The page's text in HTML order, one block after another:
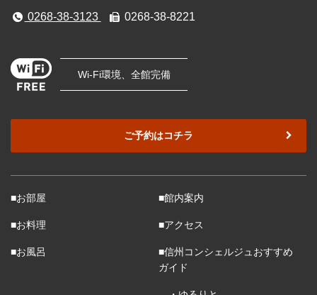
0268-38-3123 0268-38-8221
Wi-Fi環境、全館完備
ご予約はコチラ
■お部屋
■お料理
■お風呂
■館内案内
■アクセス
■信州コンシェルジュおすすめ
ガイド